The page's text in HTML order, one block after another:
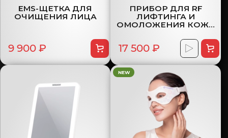
EMS-ЩЕТКА ДЛЯ
ОЧИЩЕНИЯ ЛИЦА
9 900 ₽
ПРИБОР ДЛЯ RF
ЛИФТИНГА И
ОМОЛОЖЕНИЯ КОЖИ
17 500 ₽
NEW